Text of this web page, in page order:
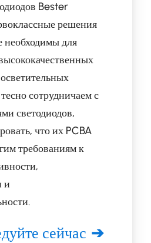
Bester
решения
необходимы для
сотрудничаем с
светодиодов,
что их PCBA
требованиям к
и
сейчас